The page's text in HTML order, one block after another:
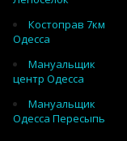
Костоправ 7км
Одесса
Мануальщик
центр Одесса
Мануальщик
Одесса Пересыпь